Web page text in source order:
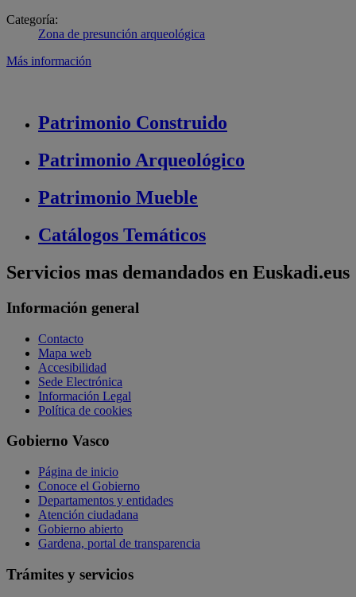
Categoría:
Zona de presunción arqueológica
Más información
Patrimonio Construido
Patrimonio Arqueológico
Patrimonio Mueble
Catálogos Temáticos
Servicios mas demandados en Euskadi.eus
Información general
Contacto
Mapa web
Accesibilidad
Sede Electrónica
Información Legal
Política de cookies
Gobierno Vasco
Página de inicio
Conoce el Gobierno
Departamentos y entidades
Atención ciudadana
Gobierno abierto
Gardena, portal de transparencia
Trámites y servicios